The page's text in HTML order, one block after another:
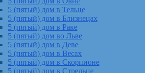
5 (пятый) дом в Тельце
5 (пятый) дом в Близнецах
5 (пятый) дом в Раке
5 (пятый) дом во Льве
5 (пятый) дом в Деве
5 (пятый) дом в Весах
5 (пятый) дом в Скорпионе
5 (пятый) дом в Стрельце